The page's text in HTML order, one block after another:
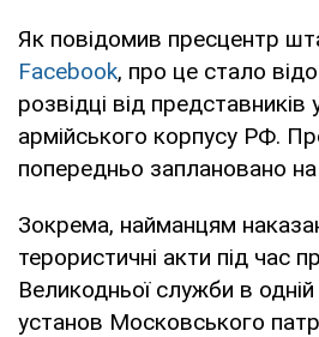
Як повідомив пресцентр
Facebook, про це стало
розвідці від представників
армійського корпусу РФ.
попередньо заплановано на
Зокрема, найманцям
терористичні акти під час
Великодньої служби в одній
установ Московського